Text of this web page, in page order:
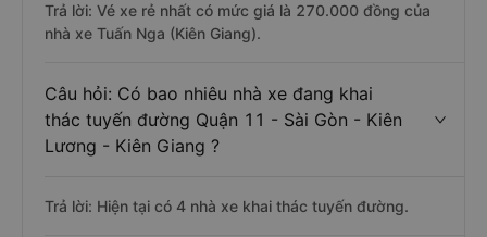
Trả lời: Vé xe rẻ nhất có mức giá là 270.000 đồng của
nhà xe Tuấn Nga (Kiên Giang).
Câu hỏi: Có bao nhiêu nhà xe đang khai
thác tuyến đường Quận 11 - Sài Gòn - Kiên
Lương - Kiên Giang ?
Trả lời: Hiện tại có 4 nhà xe khai thác tuyến đường.